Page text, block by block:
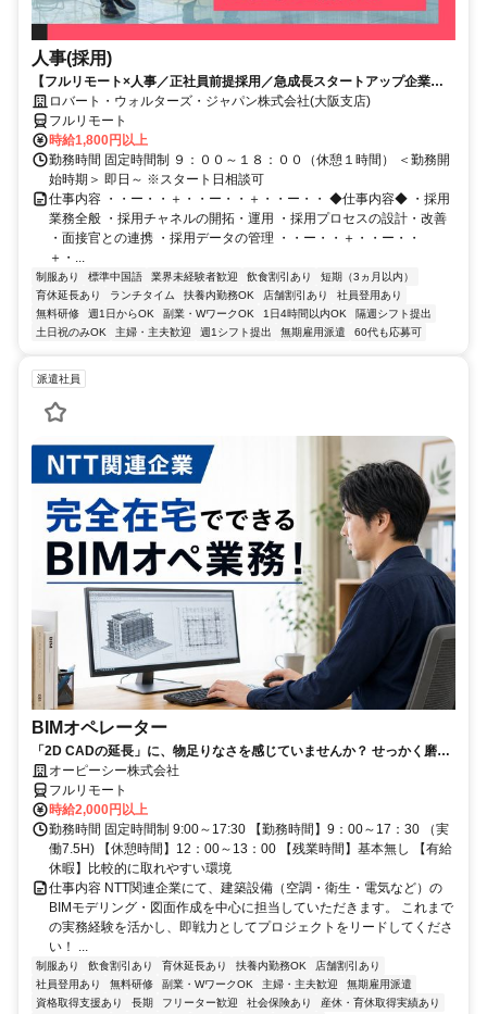
人事(採用)
【フルリモート×人事／正社員前提採用／急成長スタートアップ企業／
英語】Robert Walters
ロバート・ウォルターズ・ジャパン株式会社(大阪支店)
フルリモート
時給1,800円以上
勤務時間 固定時間制 ９：００～１８：００（休憩１時間） ＜勤務開
始時期＞ 即日～ ※スタート日相談可
仕事内容 ・・ー・・＋・・ー・・＋・・ー・・ ◆仕事内容◆ ・採用
業務全般 ・採用チャネルの開拓・運用 ・採用プロセスの設計・改善
・面接官との連携 ・採用データの管理 ・・ー・・＋・・ー・・
＋・...
制服あり 標準中国語 業界未経験者歓迎 飲食割引あり
短期（3ヵ月以内）
育休延長あり
ランチタイム 扶養内勤務OK 店舗割引あり
社員登用あり
無料研修
週1日からOK 副業・WワークOK 1日4時間以内OK
隔週シフト提出
土日祝のみOK
主婦・主夫歓迎 週1シフト提出 無期雇用派遣 60代も応募可
派遣社員
BIMオペレーター
「2D CADの延長」に、物足りなさを感じていませんか？ せっかく磨い
たそのRevitスキル、NTTグループの安定環境で「主役」として活かしま
しょう！
オーピーシー株式会社
フルリモート
時給2,000円以上
勤務時間 固定時間制 9:00～17:30 【勤務時間】9：00～17：30 （実
働7.5H) 【休憩時間】12：00～13：00 【残業時間】基本無し 【有給
休暇】比較的に取れやすい環境
仕事内容 NTT関連企業にて、建築設備（空調・衛生・電気など）の
BIMモデリング・図面作成を中心に担当していただきます。 これまで
の実務経験を活かし、即戦力としてプロジェクトをリードしてくださ
い！ ...
制服あり 飲食割引あり 育休延長あり 扶養内勤務OK
店舗割引あり
社員登用あり
無料研修 副業・WワークOK 主婦・主夫歓迎
無期雇用派遣
資格取得支援あり
長期 フリーター歓迎 社会保険あり
産休・育休取得実績あり